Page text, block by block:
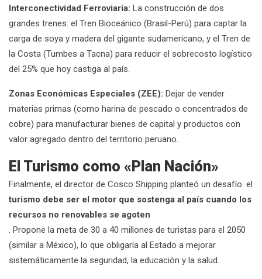
Interconectividad Ferroviaria: La construcción de dos
grandes trenes: el Tren Bioceánico (Brasil-Perú) para captar la
carga de soya y madera del gigante sudamericano, y el Tren de
la Costa (Tumbes a Tacna) para reducir el sobrecosto logístico
del 25% que hoy castiga al país.
Zonas Económicas Especiales (ZEE): Dejar de vender
materias primas (como harina de pescado o concentrados de
cobre) para manufacturar bienes de capital y productos con
valor agregado dentro del territorio peruano.
El Turismo como «Plan Nación»
Finalmente, el director de Cosco Shipping planteó un desafío: el
turismo debe ser el motor que sostenga al país cuando los
recursos no renovables se agoten
. Propone la meta de 30 a 40 millones de turistas para el 2050
(similar a México), lo que obligaría al Estado a mejorar
sistemáticamente la seguridad, la educación y la salud.